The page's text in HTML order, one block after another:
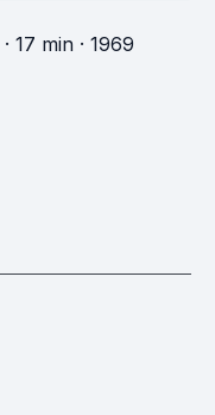
· 17 min · 1969